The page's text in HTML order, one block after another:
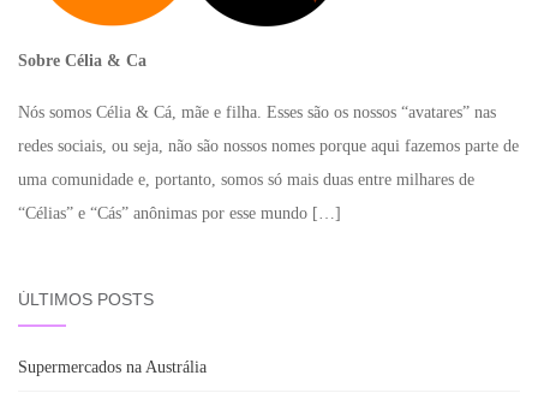
Sobre Célia & Ca
Nós somos Célia & Cá, mãe e filha. Esses são os nossos “avatares” nas
redes sociais, ou seja, não são nossos nomes porque aqui fazemos parte de
uma comunidade e, portanto, somos só mais duas entre milhares de
“Célias” e “Cás” anônimas por esse mundo […]
ÚLTIMOS POSTS
Supermercados na Austrália